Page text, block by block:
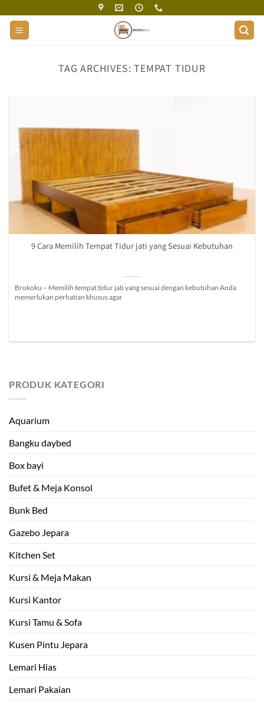
content
TAG ARCHIVES:TEMPAT TIDUR
9 Cara Memilih Tempat Tidur jati yang Sesuai Kebutuhan
Brokoku – Memilih tempat tidur jati yang sesuai dengan kebutuhan Anda
memerlukan perhatian khusus agar
PRODUK KATEGORI
Aquarium
Bangku daybed
Box bayi
Bufet & Meja Konsol
Bunk Bed
Gazebo Jepara
Kitchen Set
Kursi & Meja Makan
Kursi Kantor
Kursi Tamu & Sofa
Kusen Pintu Jepara
Lemari Hias
Lemari Pakaian